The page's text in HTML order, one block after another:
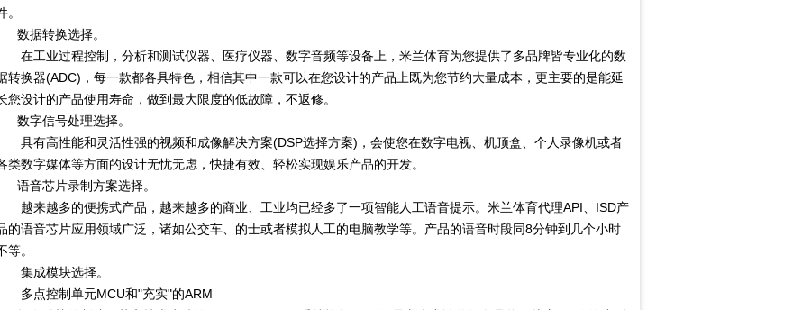
。
数据转换选择。
在工业过程控制，分析和测试仪器、医疗仪器、数字音频等设备上，米兰体育为您提供了多品牌皆专业化的数
转换器(ADC)，每一款都各具特色，相信其中一款可以在您设计的产品上既为您节约大量成本，更主要的是能延
您设计的产品使用寿命，做到最大限度的低故障，不返修。
数字信号处理选择。
具有高性能和灵活性强的视频和成像解决方案(DSP选择方案)，会使您在数字电视、机顶盒、个人录像机或者
类数字媒体等方面的设计无忧无虑，快捷有效、轻松实现娱乐产品的开发。
语音芯片录制方案选择。
越来越多的便携式产品，越来越多的商业、工业均已经多了一项智能人工语音提示。米兰体育代理API、ISD产
的语音芯片应用领域广泛，诸如公交车、的士或者模拟人工的电脑教学等。产品的语音时段同8分钟到几个小时
等。
集成模块选择。
多点控制单元MCU和"充实"的ARM